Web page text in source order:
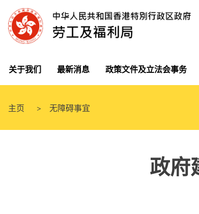
关于我们 最新消息 政策文件及立法会事务
主页 无障碍事宜
政府